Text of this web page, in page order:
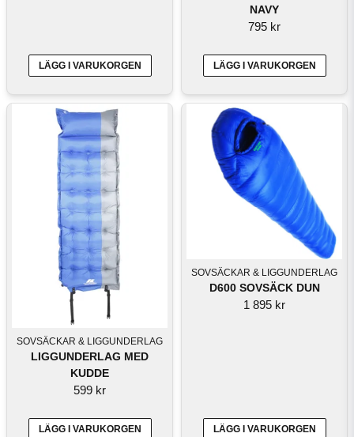
LÄGG I VARUKORGEN
NAVY
795 kr
LÄGG I VARUKORGEN
SOVSÄCKAR & LIGGUNDERLAG
LIGGUNDERLAG MED
KUDDE
599 kr
LÄGG I VARUKORGEN
SOVSÄCKAR & LIGGUNDERLAG
D600 SOVSÄCK DUN
1 895 kr
LÄGG I VARUKORGEN